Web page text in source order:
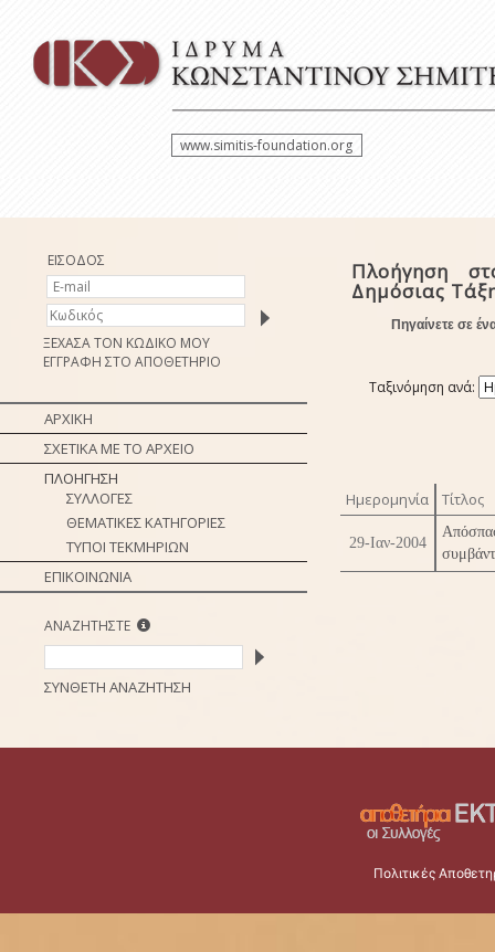
www.simitis-foundation.org
ΕΙΣΟΔΟΣ
ΞΕΧΑΣΑ ΤΟΝ ΚΩΔΙΚΟ ΜΟΥ
ΕΓΓΡΑΦΗ ΣΤΟ ΑΠΟΘΕΤΗΡΙΟ
ΑΡΧΙΚΗ
ΣΧΕΤΙΚΑ ΜΕ ΤΟ ΑΡΧΕΙΟ
ΠΛΟΗΓΗΣΗ
ΣΥΛΛΟΓΕΣ
ΘΕΜΑΤΙΚΕΣ ΚΑΤΗΓΟΡΙΕΣ
ΤΥΠΟΙ ΤΕΚΜΗΡΙΩΝ
ΕΠΙΚΟΙΝΩΝΙΑ
ΑΝΑΖΗΤΗΣΤΕ
ΣΥΝΘΕΤΗ ΑΝΑΖΗΤΗΣΗ
Πλοήγηση
Δημόσιας
Πηγαίνετε σε
Ταξινόμηση ανά:
Ημερομηνία Τίτλος
29-Ιαν-2004